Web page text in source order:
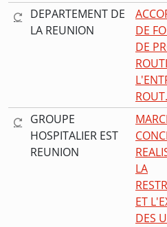
DEPARTEMENT DE
LA REUNION
DE
DE
GROUPE
HOSPITALIER EST
REUNION
LA
ET
DES